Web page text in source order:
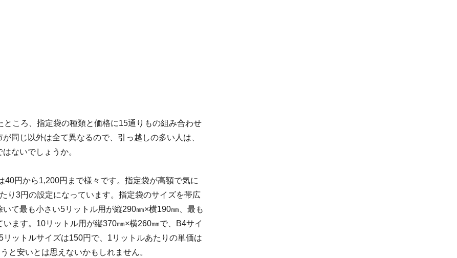
ころ、指定袋の種類と価格に15通りもの組み合わせ
同じ以外は全て異なるので、引っ越しの多い人は、
ないでしょうか。
円から1,200円まで様々です。指定袋が高額で気に
り3円の設定になっています。指定袋のサイズを帯広
て最も小さい5リットル用が縦290㎜×横190㎜、最も
ます。10リットル用が縦370㎜×横260㎜で、B4サイ
ットルサイズは150円で、1リットルあたりの単価は
と安いとは思えないかもしれません。